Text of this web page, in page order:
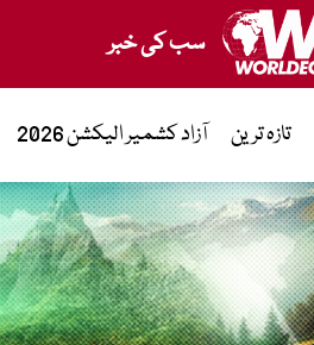
سب کی خبر
تازہ ترین آزاد کشمیر الیکشن 2026